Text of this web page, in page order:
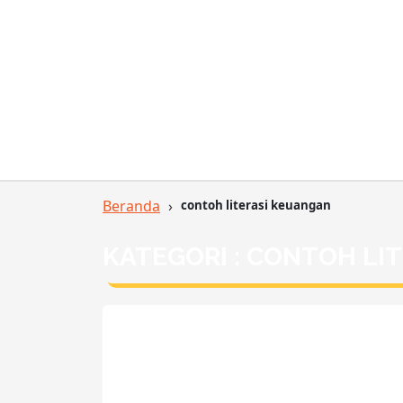
Beranda › contoh literasi keuangan